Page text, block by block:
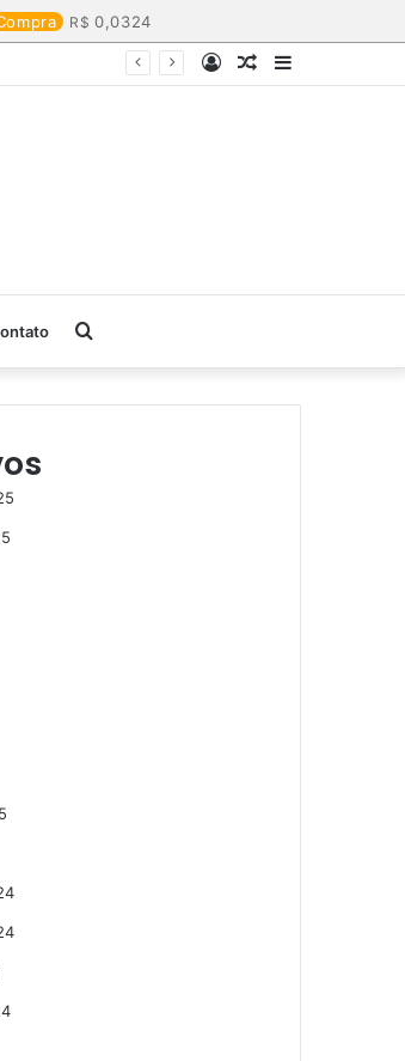
0,0324
Barra
Artigo
Entrar
Procurar
por